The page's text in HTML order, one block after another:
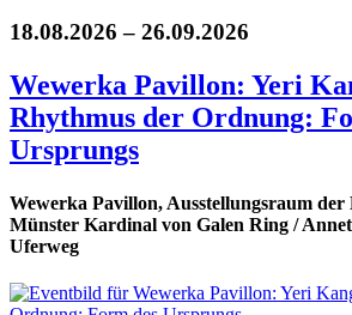
18.08.2026 – 26.09.2026
Wewerka Pavillon: Yeri
Rhythmus der Ordnung:
Ursprungs
Wewerka Pavillon, Ausstellungsraum der
Münster Kardinal von Galen Ring /
Uferweg